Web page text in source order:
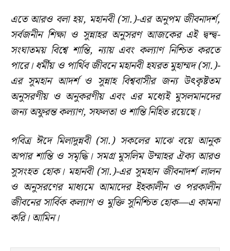
এতে আরও বলা হয়, মহানবী (সা.)-এর অনুপম জীবনাদর্শ,
সর্বজনীন শিক্ষা ও সুন্নাহর অনুসরণ আজকের এই দ্বন্দ্ব-
সংঘাতময় বিশ্বে শান্তি, ন্যায় এবং কল্যাণ নিশ্চিত করতে
পারে। ধর্মীয় ও পার্থিব জীবনে মহানবী হযরত মুহাম্মদ (সা.)-
এর সুমহান আদর্শ ও সুন্নাহ বিশ্ববাসীর জন্য উৎকৃষ্টতম
অনুসরণীয় ও অনুকরণীয় এবং এর মধ্যেই মুসলমানদের
জন্য অফুরন্ত কল্যাণ, সফলতা ও শান্তি নিহিত রয়েছে।
পবিত্র ঈদে মিলাদুন্নবী (সা.) সকলের মাঝে বয়ে আনুক
অপার শান্তি ও সমৃদ্ধি। সমগ্র মুসলিম উম্মাহর ঐক্য আরও
সুসংহত হোক। মহানবী (সা.)-এর সুমহান জীবনাদর্শ লালন
ও অনুসরণের মাধ্যমে আমাদের ইহকালীন ও পরকালীন
জীবনের সার্বিক কল্যাণ ও মুক্তি সুনিশ্চিত হোক—এ কামনা
করি। আমিন।